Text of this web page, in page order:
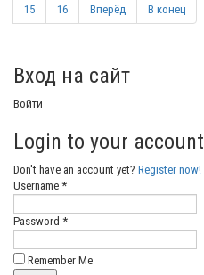
15 16 Вперёд В конец
Вход на сайт
Войти
Login to your account
Don't have an account yet? Register now!
Username *
Password *
Remember Me